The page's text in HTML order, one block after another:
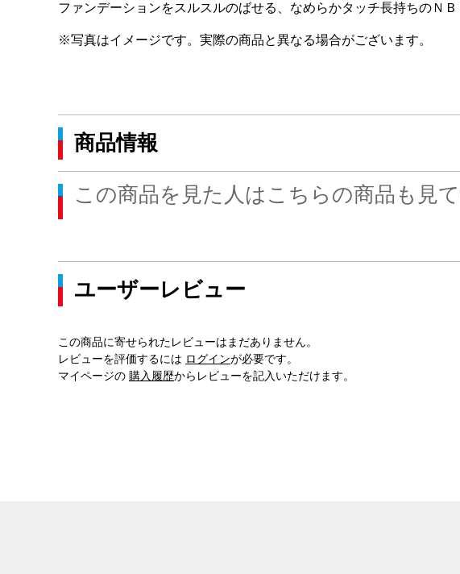
ファンデーションをスルスルのばせる、なめらかタッチ長持ちのＮＢ
※写真はイメージです。実際の商品と異なる場合がございます。
商品情報
この商品を見た人はこちらの商品も見
ユーザーレビュー
この商品に寄せられたレビューはまだありません。
レビューを評価するには ログインが必要です。
マイページの 購入履歴からレビューを記入いただけます。